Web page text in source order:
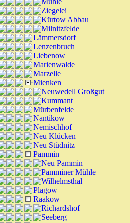
Mühle
Ziegelei
Kürtow Abbau
Milnitzfelde
Lämmersdorf
Lenzenbruch
Liebenow
Marienwalde
Marzelle
Mienken
Neuwedell Großgut
Kummant
Mürbenfelde
Nantikow
Nemischhof
Neu Klücken
Neu Stüdnitz
Pammin
Neu Pammin
Pamminer Mühle
Wilhelmsthal
Plagow
Raakow
Richardshof
Seeberg